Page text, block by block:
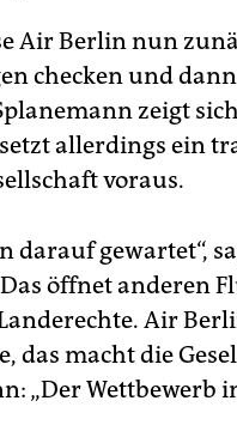
Air Berlin nun
checken und
zeigt
allerdings ein
voraus.
darauf gewartet“,
öffnet anderen
Air
das macht die
„Der Wettbewerb